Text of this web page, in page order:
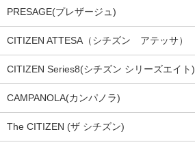
PRESAGE(プレザージュ)
CITIZEN ATTESA（シチズン アテッサ）
CITIZEN Series8(シチズン シリーズエイト)
CAMPANOLA(カンパノラ)
The CITIZEN (ザ シチズン)